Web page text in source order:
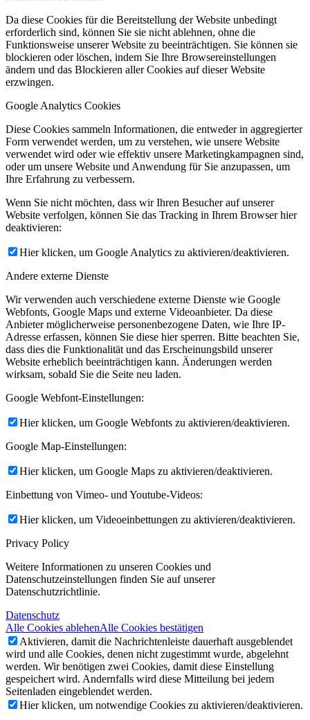
Da diese Cookies für die Bereitstellung der Website unbedingt
erforderlich sind, können Sie sie nicht ablehnen, ohne die
Funktionsweise unserer Website zu beeinträchtigen. Sie können sie
blockieren oder löschen, indem Sie Ihre Browsereinstellungen
ändern und das Blockieren aller Cookies auf dieser Website
erzwingen.
Google Analytics Cookies
Diese Cookies sammeln Informationen, die entweder in aggregierter
Form verwendet werden, um zu verstehen, wie unsere Website
verwendet wird oder wie effektiv unsere Marketingkampagnen sind,
oder um unsere Website und Anwendung für Sie anzupassen, um
Ihre Erfahrung zu verbessern.
Wenn Sie nicht möchten, dass wir Ihren Besucher auf unserer
Website verfolgen, können Sie das Tracking in Ihrem Browser hier
deaktivieren:
Hier klicken, um Google Analytics zu aktivieren/deaktivieren.
Andere externe Dienste
Wir verwenden auch verschiedene externe Dienste wie Google
Webfonts, Google Maps und externe Videoanbieter. Da diese
Anbieter möglicherweise personenbezogene Daten, wie Ihre IP-
Adresse erfassen, können Sie diese hier sperren. Bitte beachten Sie,
dass dies die Funktionalität und das Erscheinungsbild unserer
Website erheblich beeinträchtigen kann. Änderungen werden
wirksam, sobald Sie die Seite neu laden.
Google Webfont-Einstellungen:
Hier klicken, um Google Webfonts zu aktivieren/deaktivieren.
Google Map-Einstellungen:
Hier klicken, um Google Maps zu aktivieren/deaktivieren.
Einbettung von Vimeo- und Youtube-Videos:
Hier klicken, um Videoeinbettungen zu aktivieren/deaktivieren.
Privacy Policy
Weitere Informationen zu unseren Cookies und
Datenschutzeinstellungen finden Sie auf unserer
Datenschutzrichtlinie.
Datenschutz
Alle Cookies ablehenAlle Cookies bestätigen
Aktivieren, damit die Nachrichtenleiste dauerhaft ausgeblendet
wird und alle Cookies, denen nicht zugestimmt wurde, abgelehnt
werden. Wir benötigen zwei Cookies, damit diese Einstellung
gespeichert wird. Andernfalls wird diese Mitteilung bei jedem
Seitenladen eingeblendet werden.
Hier klicken, um notwendige Cookies zu aktivieren/deaktivieren.